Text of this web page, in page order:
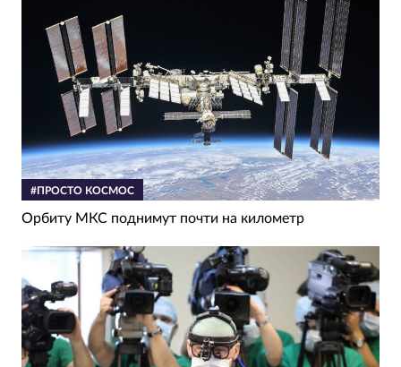
#ПРОСТО КОСМОС
Орбиту МКС поднимут почти на километр